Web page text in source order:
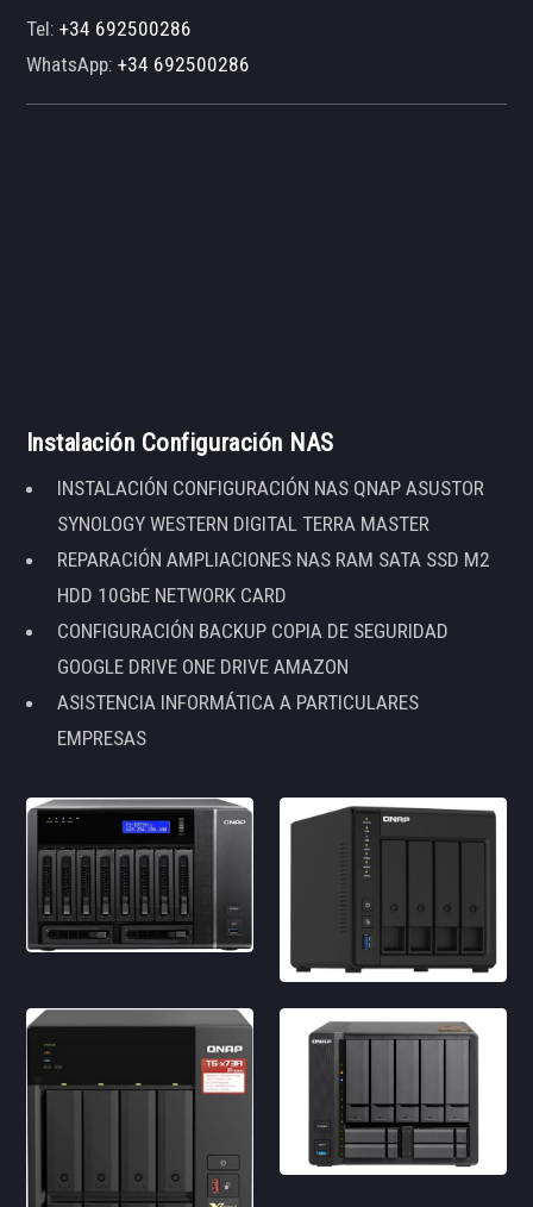
Tel:+34 692500286
WhatsApp:+34 692500286
Instalación Configuración NAS
INSTALACIÓN CONFIGURACIÓN NAS QNAP ASUSTOR
SYNOLOGY WESTERN DIGITAL TERRA MASTER
REPARACIÓN AMPLIACIONES NAS RAM SATA SSD M2
HDD 10GbE NETWORK CARD
CONFIGURACIÓN BACKUP COPIA DE SEGURIDAD
GOOGLE DRIVE ONE DRIVE AMAZON
ASISTENCIA INFORMÁTICA A PARTICULARES
EMPRESAS